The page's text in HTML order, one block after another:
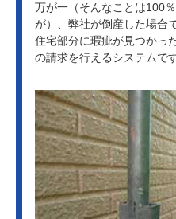
万が一（そんなことは100
が）、弊社が倒産した場合
住宅部分に瑕疵が見つかっ
の請求を行えるシステムです